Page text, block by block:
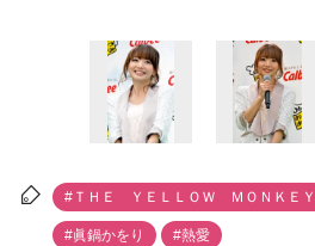
#ＴＨＥ ＹＥＬＬＯＷ ＭＯＮＫＥＹ
#眞鍋かをり #熱愛